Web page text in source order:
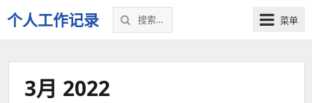
个人工作记录
搜
索：
菜单
3月 2022